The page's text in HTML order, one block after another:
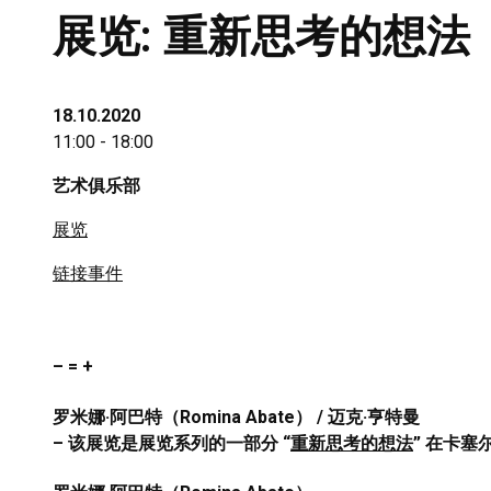
展览: 重新思考的想法
18.10.2020
11:00 - 18:00
艺术俱乐部
展览
链接事件
– = +
罗米娜·阿巴特（Romina Abate） / 迈克·亨特曼
– 该展览是展览系列的一部分 “重新思考的想法” 在卡塞